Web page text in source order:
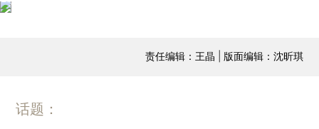
责任编辑：王晶 | 版面编辑：沈昕琪
话题：